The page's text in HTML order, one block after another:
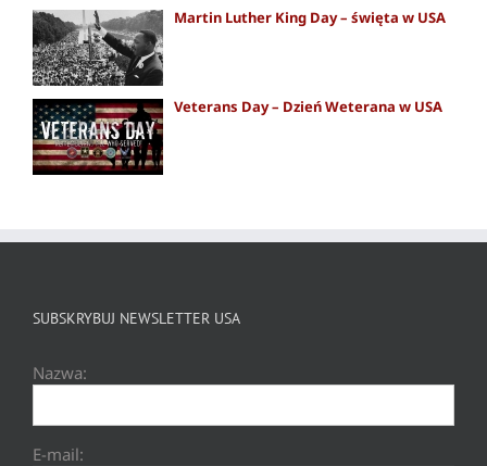
Martin Luther King Day – święta w USA
Veterans Day – Dzień Weterana w USA
SUBSKRYBUJ NEWSLETTER USA
Nazwa:
E-mail: